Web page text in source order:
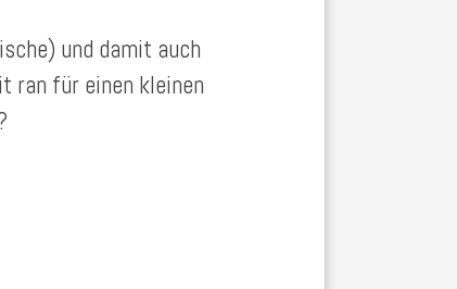
und damit auch
ran für einen kleinen